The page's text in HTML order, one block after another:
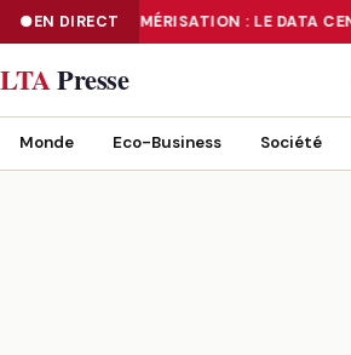
EN DIRECTNUMÉRISATION : LE DATA
NUMÉRISATION : LE DATA CENTER «TIER
LTAPresse
Monde Eco-Business Société